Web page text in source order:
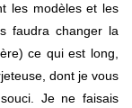
les modèles et les
faudra changer la
ce qui est long,
dont je vous
Je ne faisais